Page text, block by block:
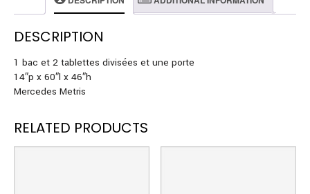
DESCRIPTION
1 bac et 2 tablettes divisées et une porte
14″p x 60″l x 46″h
Mercedes Metris
RELATED PRODUCTS